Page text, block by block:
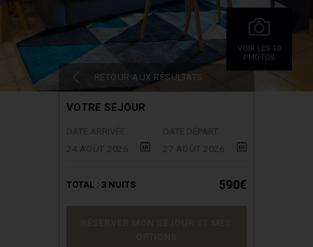
VOIR LES 10
PHOTOS
RETOUR AUX RÉSULTATS
VOTRE SÉJOUR
24 AOÛT 2026
27 AOÛT 2026
TOTAL : 3 NUITS 590€